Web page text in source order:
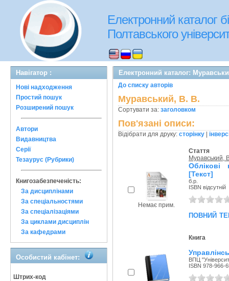
Електронний каталог
Полтавського
Навігатор :
Нові надходження
Простий пошук
Розширений пошук
Автори
Видавництва
Серії
Тезаурус (Рубрики)
Книгозабезпеченість:
За дисциплінами
За спеціальностями
За спеціалізаціями
За циклами дисциплін
За кафедрами
Особистий кабінет:
Штрих-код
Електронний каталог:
До списку авторів
Муравський, В. В.
Сортувати за: заголовком
Пов'язані описи:
Відібрати для друку: сторінку
Немає прим.
Стаття
Муравський,
Облікові
[Текст]
б.р.
ISBN відсутній
повний
Книга
ВПЦ
ISBN 978-966-